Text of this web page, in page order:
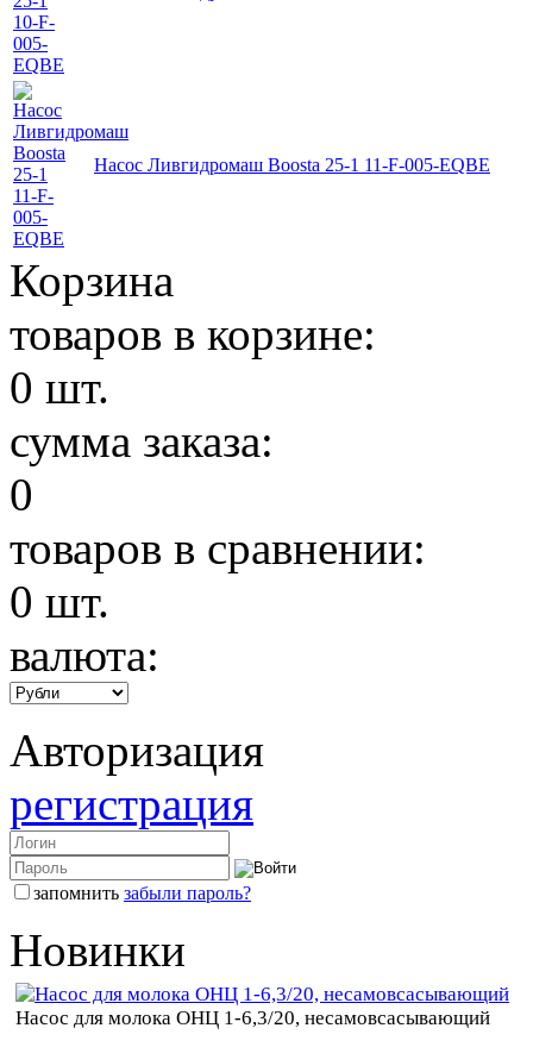
Насос Ливгидромаш Boosta 25-1 11-F-005-EQBE
Корзина
товаров в корзине:
0 шт.
сумма заказа:
0
товаров в сравнении:
0 шт.
валюта:
Авторизация
регистрация
запомнить забыли пароль?
Новинки
Насос для молока ОНЦ 1-6,3/20, несамовсасывающий